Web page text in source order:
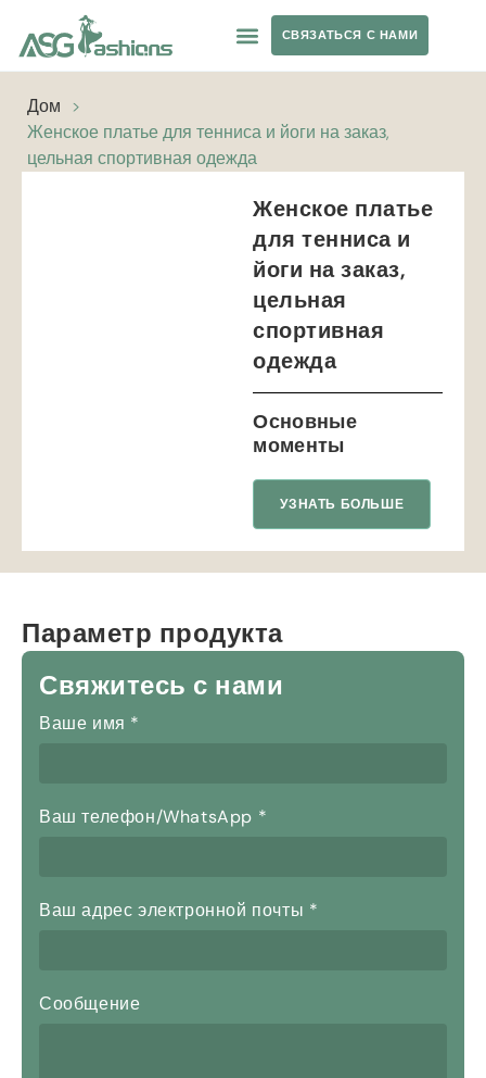
СВЯЗАТЬСЯ С НАМИ
Дом >
Женское платье для тенниса и йоги на заказ,
цельная спортивная одежда
Женское платье
для тенниса и
йоги на заказ,
цельная
спортивная
одежда
Основные
моменты
УЗНАТЬ БОЛЬШЕ
Параметр продукта
Свяжитесь с нами
Ваше имя *
Ваш телефон/WhatsApp *
Ваш адрес электронной почты *
Сообщение